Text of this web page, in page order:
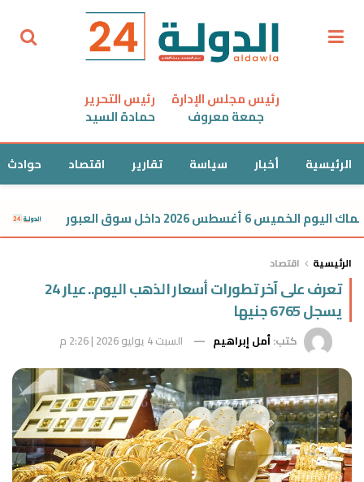
رئيس مجلس الإدارة
جمعة معروف
رئيس التحرير
حمادة السيد
الرئيسية أخبار سياسة تقارير اقتصاد حوادث
2026 داخل سوق العبور أسعار
الرئيسية اقتصاد
تعرف على آخر تطورات أسعار الذهب اليوم.. عيار 24
يسجل 6765 جنيها
كتب:أمل إبراهيم السبت 4 يوليو 2026 | 2:26 م